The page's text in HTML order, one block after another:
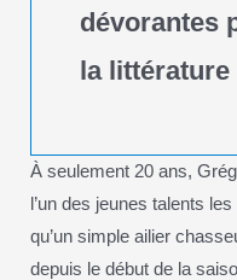
dévorantes
la
À seulement 20 ans,
l’un des jeunes talents
qu’un simple ailier
depuis le début de la